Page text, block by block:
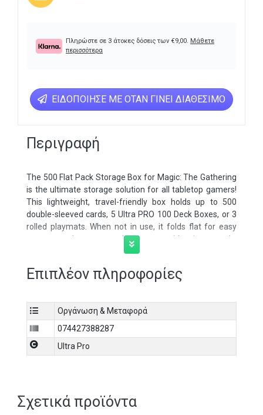
Πληρώστε σε 3 άτοκες δόσεις των €9,00. Μάθετε
περισσότερα
ΕΙΔΟΠΟΊΗΣΕ ΜΕ ΌΤΑΝ ΓΊΝΕΙ ΔΙΑΘΈΣΙΜΟ
Περιγραφή
The 500 Flat Pack Storage Box for Magic: The Gathering
is the ultimate storage solution for all tabletop gamers!
This lightweight, travel-friendly box holds up to 500
double-sleeved cards, 5 Ultra PRO 100 Deck Boxes, or 3
rolled playmats. When not in use, it folds flat for easy
storage and transport, then reassembles in seconds.
Features an exclusive design and closes securely with a
tournaments, and gaming events, this storage box has
Box for Magic: The Gathering Tarkir Dragonstorm
Features exclusive artwork
Boxes®, or 3 rolled playmats
Επιπλέον πληροφορίες
Οργάνωση & Μεταφορά
074427388287
Ultra Pro
Σχετικά προϊόντα